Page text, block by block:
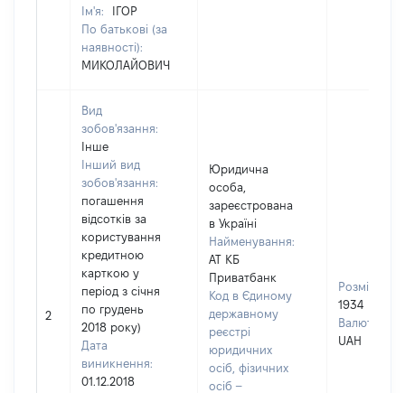
Ім'я:
ІГОР
По батькові (за
наявності):
МИКОЛАЙОВИЧ
2
Вид
зобов'язання:
Інше
Інший вид
зобов'язання:
погашення
відсотків за
користування
кредитною
карткою у
період з січня
по грудень
2018 року)
Дата
виникнення:
01.12.2018
Юридична
особа,
зареєстрована
в Україні
Найменування:
АТ КБ
Приватбанк
Код в Єдиному
державному
реєстрі
юридичних
осіб, фізичних
осіб –
Розмір:
1934
Валюта:
UAH